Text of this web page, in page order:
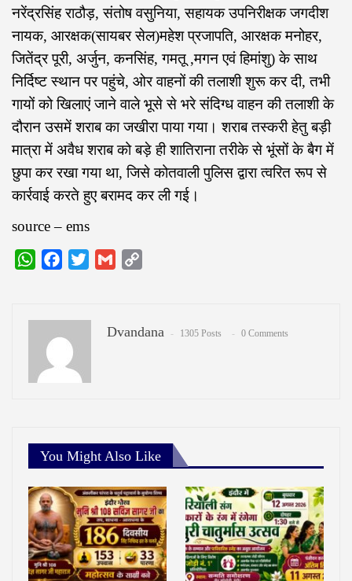
नरेंद्रसिंह राठौड़, संतोष वसुनिया, सहायक उपनिरीक्षक जगदीश
नायक, आरक्षक(सायबर सेल)महेश प्रजापति, आरक्षक मनोहर,
जितेंद्र पूरी, अर्जुन, कनसिंह, गमतू ,मगन एवं हिमांशु) के साथ
निर्दिष्ट स्थान पर पहुंचे, ओर वाहनों की तलाशी शुरू कर दी, तभी
गायों को खिलाएं जाने वाले भूसे से भरे संदिग्ध वाहन की तलाशी के
दौरान उसमें शराब का जखीरा पाया गया। शराब तस्करी हेतु बड़ी
मात्रा में अवैध शराब को बड़े ही शातिराना तरीके से भूंसों के बैग में
छुपा कर रखा गया था, जिसे कोतवाली पुलिस द्वारा त्वरित रूप से
कार्रवाई करते हुए बरामद कर ली गई।
source – ems
WhatsAppFacebook
Twitter Gmail
Dvandana 1305 Posts 0 Comments
You Might Also Like